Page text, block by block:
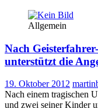
Allgemein
Nach
unterstützt die
19. Oktober 2012
Nach einem tragischen
und zwei seiner Kinder